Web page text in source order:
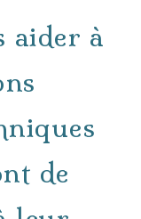
aider à
de